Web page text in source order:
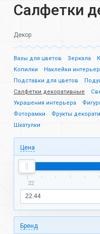
Салфетки
Декор
Вазы для цветов Зеркала
Копилки
Наклейки
Подставки для цветов
Салфетки декоративные
Украшения интерьера
Фоторамки
Фрукты
Шкатулки
Цена
22
Бренд